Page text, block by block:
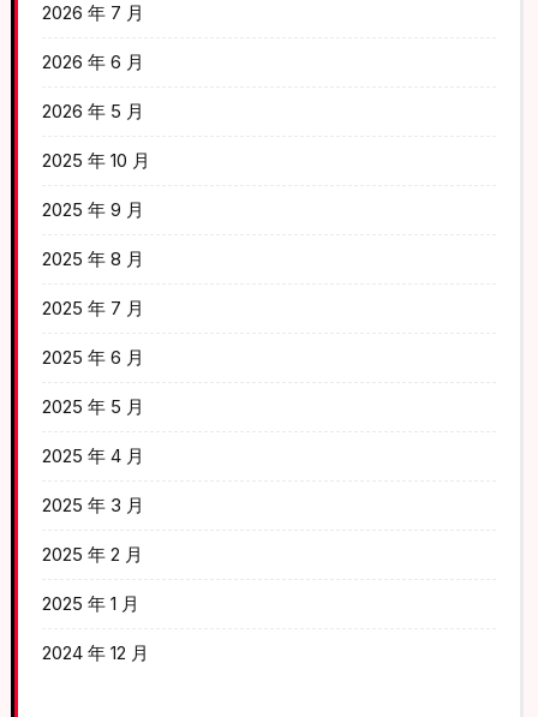
2026 年 7 月
2026 年 6 月
2026 年 5 月
2025 年 10 月
2025 年 9 月
2025 年 8 月
2025 年 7 月
2025 年 6 月
2025 年 5 月
2025 年 4 月
2025 年 3 月
2025 年 2 月
2025 年 1 月
2024 年 12 月